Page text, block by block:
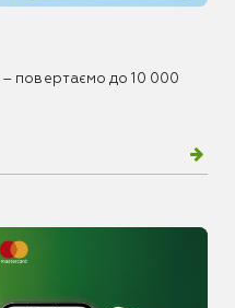
повертаємо до 10 000